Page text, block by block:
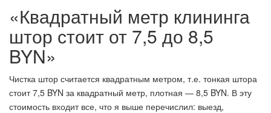
«Квадратный метр клининга
штор стоит от 7,5 до 8,5
BYN»
Чистка штор считается квадратным метром, т.е. тонкая штора
стоит 7,5 BYN за квадратный метр, плотная — 8,5 BYN. В эту
стоимость входит все, что я выше перечислил: выезд,